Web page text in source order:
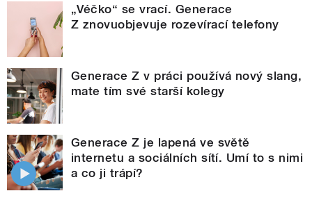
„Véčko“ se vrací. Generace
Z znovuobjevuje rozevírací telefony
Generace Z v práci používá nový slang,
mate tím své starší kolegy
Generace Z je lapená ve světě
internetu a sociálních sítí. Umí to s nimi
a co ji trápí?